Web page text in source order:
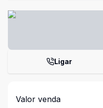
Ligar
Valor venda